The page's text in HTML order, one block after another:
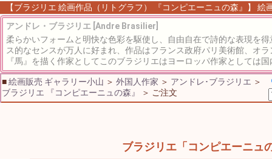
【ブラジリエ 絵画作品（リトグラフ） 『コンピエーニュの森』】 絵
アンドレ・ブラジリエ [Andre Brasilier]
柔らかいフォームと明快な色彩を駆使し、自由自在で詩的な表現を
ス的なセンスが万人に好まれ、作品はフランス政府パリ美術館、オ
『馬』を描く作家としてこのブラジリエはヨーロッパ作家としては
■絵画販売 ギャラリー小山 ＞ 外国人作家 ＞ アンドレ･ブラジリエ ＞
ブラジリエ 『コンピエーニュの森』
＞ ご注文
ブラジリエ「コンピエーニュ